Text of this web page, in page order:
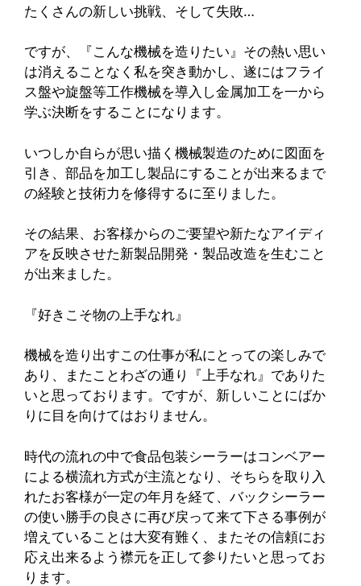
たくさんの新しい挑戦、そして失敗…
ですが、『こんな機械を造りたい』その熱い思い
は消えることなく私を突き動かし、遂にはフライ
ス盤や旋盤等工作機械を導入し金属加工を一から
学ぶ決断をすることになります。
いつしか自らが思い描く機械製造のために図面を
引き、部品を加工し製品にすることが出来るまで
の経験と技術力を修得するに至りました。
その結果、お客様からのご要望や新たなアイディ
アを反映させた新製品開発・製品改造を生むこと
が出来ました。
『好きこそ物の上手なれ』
機械を造り出すこの仕事が私にとっての楽しみで
あり、またことわざの通り『上手なれ』でありた
いと思っております。ですが、新しいことにばか
りに目を向けてはおりません。
時代の流れの中で食品包装シーラーはコンベアー
による横流れ方式が主流となり、そちらを取り入
れたお客様が一定の年月を経て、バックシーラー
の使い勝手の良さに再び戻って来て下さる事例が
増えていることは大変有難く、またその信頼にお
応え出来るよう襟元を正して参りたいと思ってお
ります。